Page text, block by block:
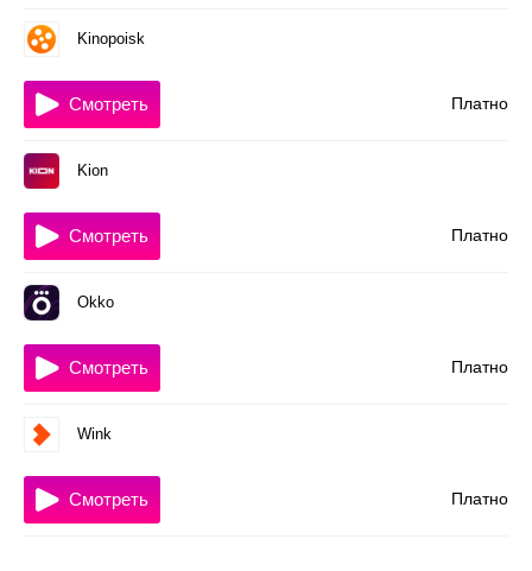
Kinopoisk
Платно
Смотреть
Kion
Платно
Смотреть
Okko
Платно
Смотреть
Wink
Платно
Смотреть